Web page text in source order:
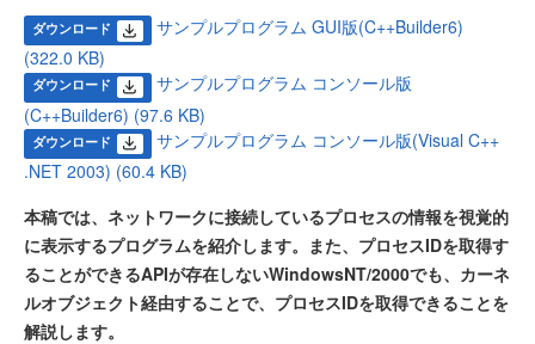
ダウンロード
サンプルプログラム GUI版(C++Builder6)
(322.0 KB)
ダウンロード
サンプルプログラム コンソール版
(C++Builder6) (97.6 KB)
ダウンロード
サンプルプログラム コンソール版(Visual C++
.NET 2003) (60.4 KB)
本稿では、ネットワークに接続しているプロセスの情報を視覚的
に表示するプログラムを紹介します。また、プロセスIDを取得す
ることができるAPIが存在しないWindowsNT/2000でも、カーネ
ルオブジェクト経由することで、プロセスIDを取得できることを
解説します。